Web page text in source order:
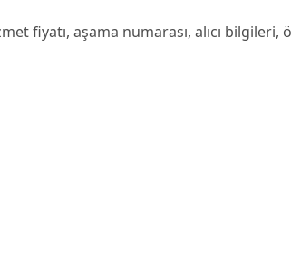
fiyatı, aşama numarası, alıcı